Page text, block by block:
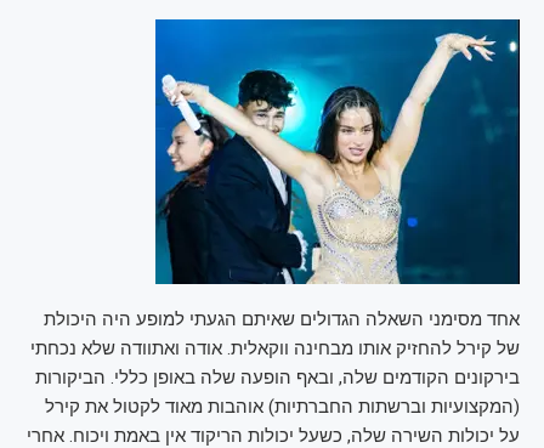
אחד מסימני השאלה הגדולים שאיתם הגעתי למופע היה היכולת
של קירל להחזיק אותו מבחינה ווקאלית. אודה ואתוודה שלא נכחתי
בירקונים הקודמים שלה, ובאף הופעה שלה באופן כללי. הביקורות
(המקצועיות וברשתות החברתיות) אוהבות מאוד לקטול את קירל
על יכולות השירה שלה, כשעל יכולות הריקוד אין באמת ויכוח. אחרי